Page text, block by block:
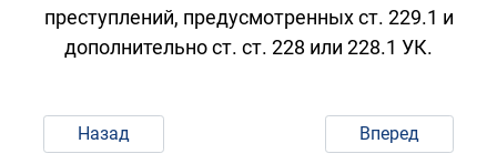
преступлений, предусмотренных ст. 229.1 и
дополнительно ст. ст. 228 или 228.1 УК.
Назад Вперед